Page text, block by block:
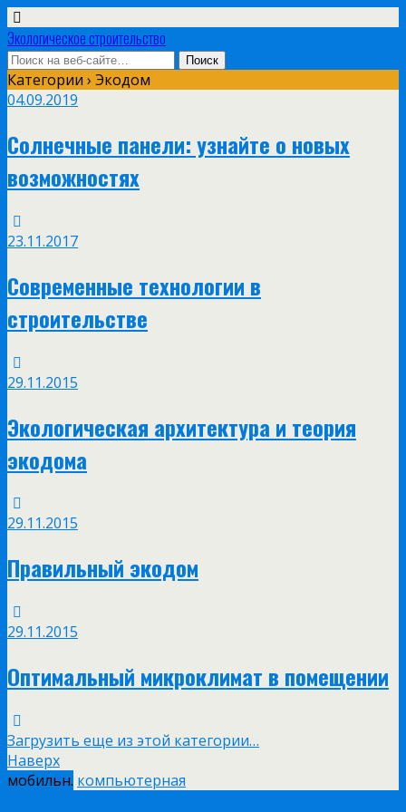
Экологическое строительство
Категории › Экодом
04.09.2019
Солнечные панели: узнайте о новых
возможностях
23.11.2017
Современные технологии в
строительстве
29.11.2015
Экологическая архитектура и теория
экодома
29.11.2015
Правильный экодом
29.11.2015
Оптимальный микроклимат в помещении
Загрузить еще из этой категории…
Наверх
мобильн. компьютерная